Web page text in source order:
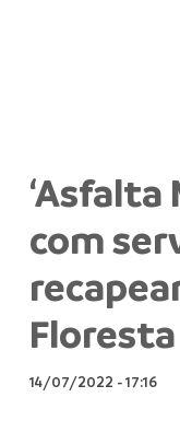
‘Asfalta
com
Floresta
14/07/2022 -17:16